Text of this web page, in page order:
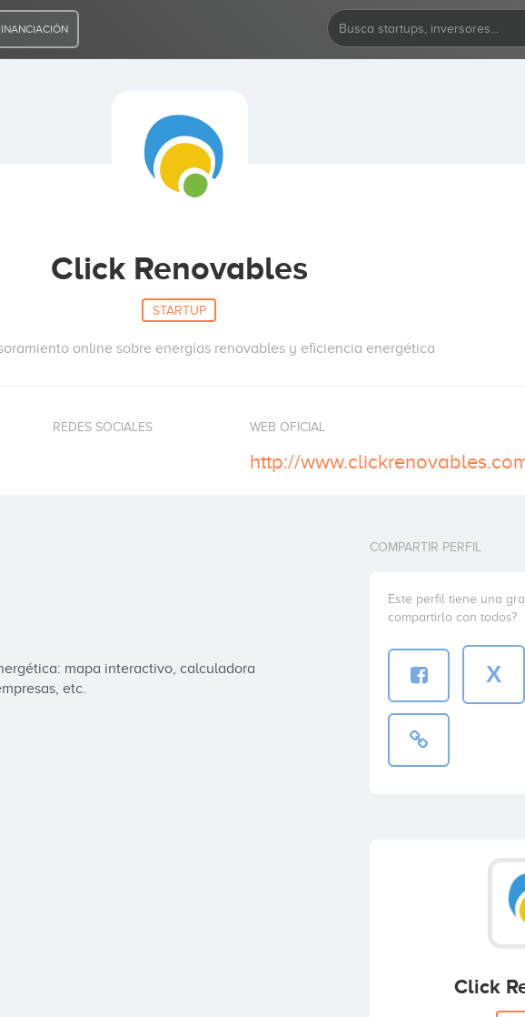
Click Renovables
STARTUP
online sobre energías renovables y eficiencia energética
REDES SOCIALES WEB OFICIAL
http://
mapa interactivo, calculadora
etc.
COMPARTIR PERFIL
Este perfil tiene una
compartirlo con todos?
X
Click